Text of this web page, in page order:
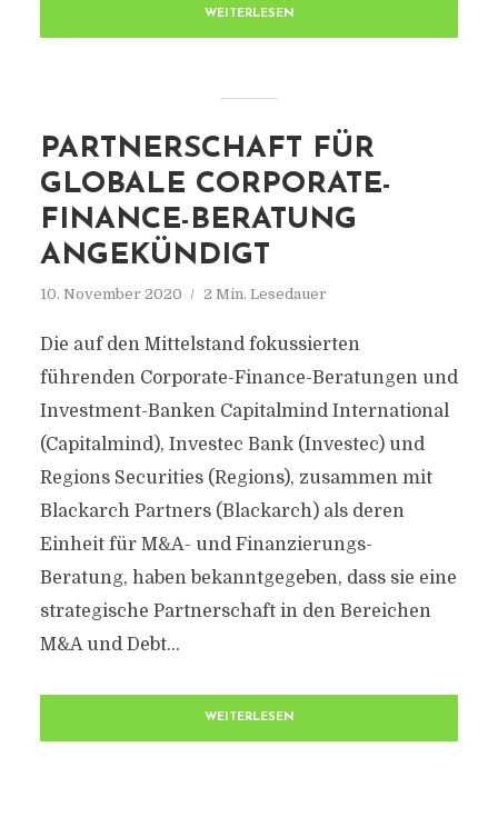
WEITERLESEN
PARTNERSCHAFT FÜR
GLOBALE CORPORATE-
FINANCE-BERATUNG
ANGEKÜNDIGT
10. November 2020 2 Min. Lesedauer
Die auf den Mittelstand fokussierten
führenden Corporate-Finance-Beratungen und
Investment-Banken Capitalmind International
(Capitalmind), Investec Bank (Investec) und
Regions Securities (Regions), zusammen mit
Blackarch Partners (Blackarch) als deren
Einheit für M&A- und Finanzierungs-
Beratung, haben bekanntgegeben, dass sie eine
strategische Partnerschaft in den Bereichen
M&A und Debt...
WEITERLESEN